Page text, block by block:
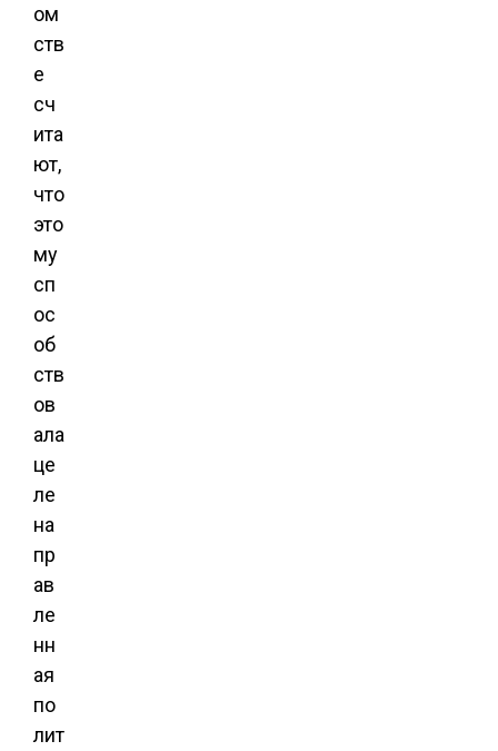
ом
ств
е
сч
ита
ют,
что
это
му
сп
ос
об
ств
ов
ала
це
ле
на
пр
ав
ле
нн
ая
по
лит